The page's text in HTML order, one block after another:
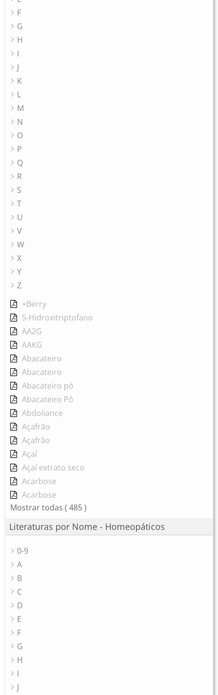
F
G
H
I
J
K
L
M
N
O
P
Q
R
S
T
U
V
W
X
Y
Z
+Berry
5-Hidroxitriptofano
AA2G
AAKG
Abacateiro
Abacateiro
Abacateiro pó
Abacateiro Pó
Abdoliance
Açafrão
Açafrão
Açaí
Açaí extrato seco
Acarbose
Acarbose
Mostrar todas ( 485 )
Literaturas por Nome - Homeopáticos
0-9
A
B
C
D
E
F
G
H
I
J